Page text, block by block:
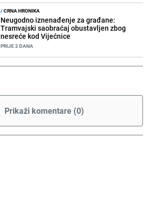
/CRNA HRONIKA
Neugodno iznenađenje za građane:
Tramvajski saobraćaj obustavljen zbog
nesreće kod Vijećnice
PRIJE 2 DANA
Prikaži komentare (0)